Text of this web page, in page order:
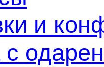
и
с